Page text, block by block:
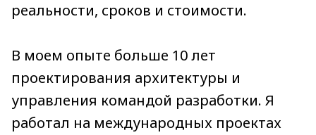
реальности, сроков и стоимости.
В моем опыте больше 10 лет
проектирования архитектуры и
управления командой разработки. Я
работал на международных проектах